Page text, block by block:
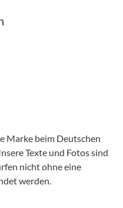
Marke beim Deutschen
Texte und Fotos sind
nicht ohne eine
werden.